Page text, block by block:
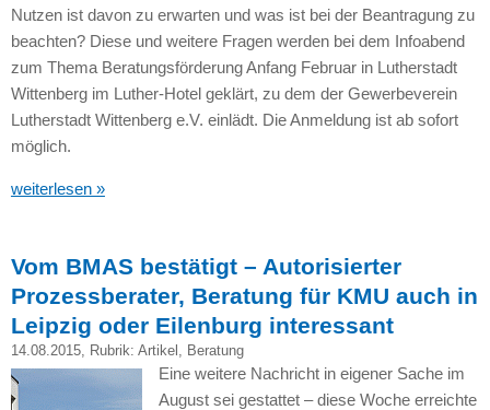
Nutzen ist davon zu erwarten und was ist bei der Beantragung zu
beachten? Diese und weitere Fragen werden bei dem Infoabend
zum Thema Beratungsförderung Anfang Februar in Lutherstadt
Wittenberg im Luther-Hotel geklärt, zu dem der Gewerbeverein
Lutherstadt Wittenberg e.V. einlädt. Die Anmeldung ist ab sofort
möglich.
weiterlesen »
Vom BMAS bestätigt – Autorisierter
Prozessberater, Beratung für KMU auch in
Leipzig oder Eilenburg interessant
14.08.2015, Rubrik: Artikel Beratung
Eine weitere Nachricht in eigener Sache im
August sei gestattet – diese Woche erreichte